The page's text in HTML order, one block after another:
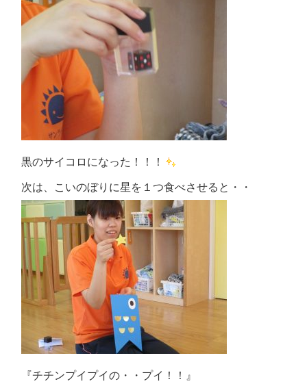
黒のサイコロになった！！！
次は、こいのぼりに星を１つ食べさせると・・
『チチンプイプイの・・プイ！！』